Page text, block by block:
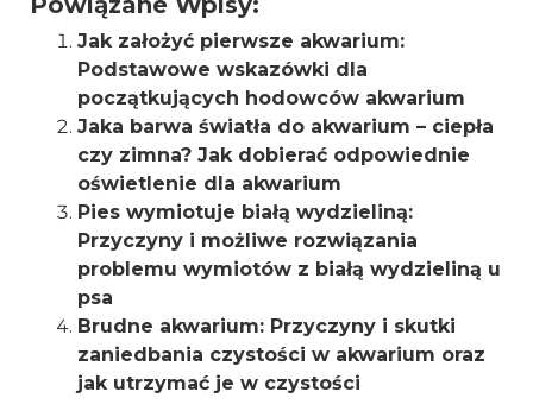
Jak założyć pierwsze akwarium:
Podstawowe wskazówki dla
początkujących hodowców akwarium
Jaka barwa światła do akwarium – ciepła
czy zimna? Jak dobierać odpowiednie
oświetlenie dla akwarium
Pies wymiotuje białą wydzieliną:
Przyczyny i możliwe rozwiązania
problemu wymiotów z białą wydzieliną u
psa
Brudne akwarium: Przyczyny i skutki
zaniedbania czystości w akwarium oraz
jak utrzymać je w czystości